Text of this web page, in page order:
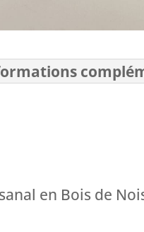
en Bois de